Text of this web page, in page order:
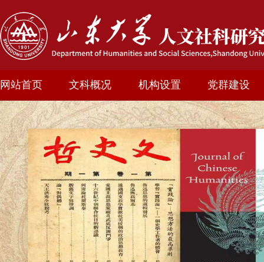
网站首页 文科概况 机构设置 党群建设